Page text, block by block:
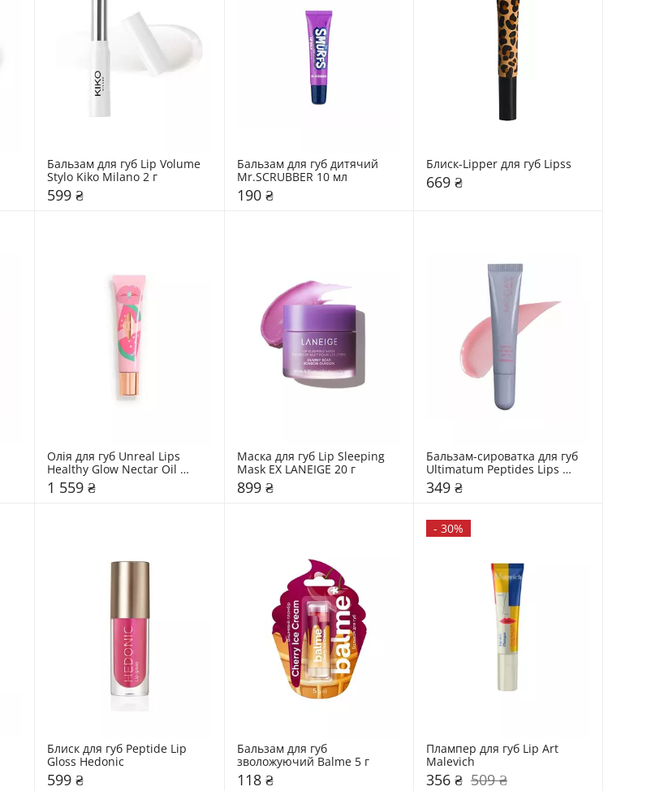
Бальзам для губ Lip Volume
Stylo Kiko Milano 2 г
599 ₴
Бальзам для губ дитячий
Mr.SCRUBBER 10 мл
190 ₴
Блиск-Lipper для губ Lipss
669 ₴
Олія для губ Unreal Lips
Healthy Glow Nectar Oil
Charlotte Tilbury
1 559 ₴
Маска для губ Lip Sleeping
Mask EX LANEIGE 20 г
899 ₴
Бальзам-сироватка для губ
Ultimatum Peptides Lips
Moday
349 ₴
Блиск для губ Peptide Lip
Gloss Hedonic
599 ₴
Бальзам для губ
зволожуючий Balme 5 г
118 ₴
- 30%
Плампер для губ Lip Art
Malevich
356 ₴ 509 ₴